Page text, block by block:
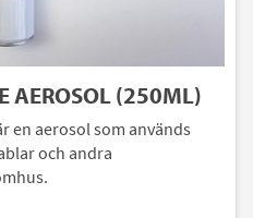
AEROSOL (250ML)
en aerosol som används
och andra